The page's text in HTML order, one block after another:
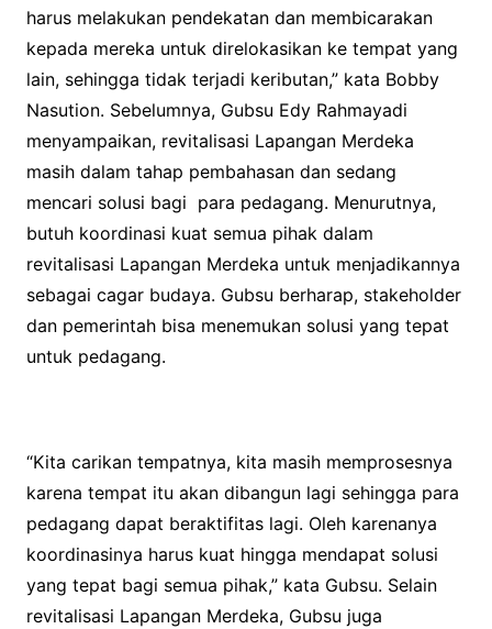
harus melakukan pendekatan dan membicarakan
kepada mereka untuk direlokasikan ke tempat yang
lain, sehingga tidak terjadi keributan,” kata Bobby
Nasution. Sebelumnya, Gubsu Edy Rahmayadi
menyampaikan, revitalisasi Lapangan Merdeka
masih dalam tahap pembahasan dan sedang
mencari solusi bagi para pedagang. Menurutnya,
butuh koordinasi kuat semua pihak dalam
revitalisasi Lapangan Merdeka untuk menjadikannya
sebagai cagar budaya. Gubsu berharap, stakeholder
dan pemerintah bisa menemukan solusi yang tepat
untuk pedagang.
“Kita carikan tempatnya, kita masih memprosesnya
karena tempat itu akan dibangun lagi sehingga para
pedagang dapat beraktifitas lagi. Oleh karenanya
koordinasinya harus kuat hingga mendapat solusi
yang tepat bagi semua pihak,” kata Gubsu. Selain
revitalisasi Lapangan Merdeka, Gubsu juga